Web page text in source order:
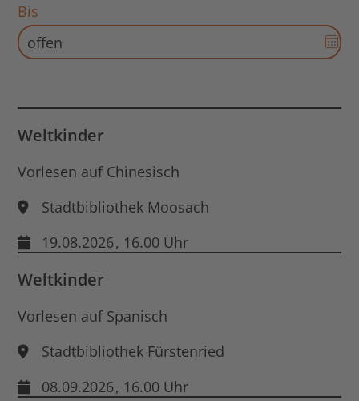
Bis
Weltkinder
Vorlesen auf Chinesisch
Stadtbibliothek Moosach
19.08.2026, 16.00 Uhr
Weltkinder
Vorlesen auf Spanisch
Stadtbibliothek Fürstenried
08.09.2026, 16.00 Uhr